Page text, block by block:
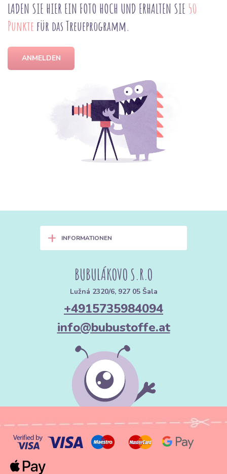
LADEN SIE HIER EIN FOTO HOCH UND ERHALTEN SIE 50
Punkte für das Treueprogramm.
ANMELDEN
+ INFORMATIONEN
BUBULÁKOVO S.R.O
Lužná 2320/6, 927 05 Šala
+4915735984094
info@bubustoffe.at